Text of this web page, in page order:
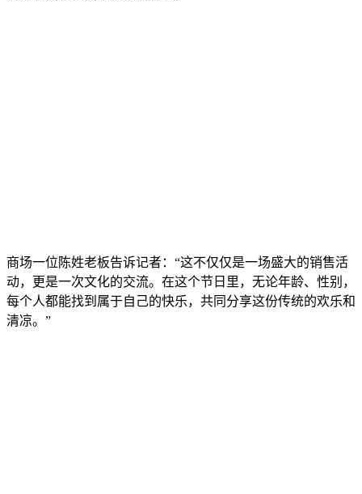
商场一位陈姓老板告诉记者：“这不仅仅是一场盛大的销售活
动，更是一次文化的交流。在这个节日里，无论年龄、性别，
每个人都能找到属于自己的快乐，共同分享这份传统的欢乐和
清凉。”